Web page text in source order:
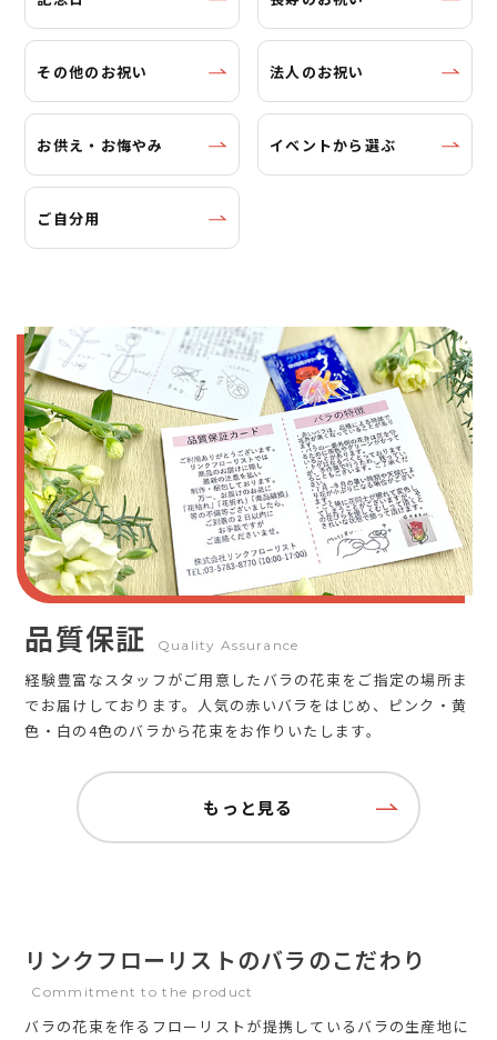
その他のお祝い 法人のお祝い
お供え・お悔やみ イベントから選ぶ
ご自分用
品質保証 Quality Assurance
経験豊富なスタッフがご用意したバラの花束をご指定の場所ま
でお届けしております。人気の赤いバラをはじめ、ピンク・黄
色・白の4色のバラから花束をお作りいたします。
もっと見る
リンクフローリストのバラのこだわり
Commitment to the product
バラの花束を作るフローリストが提携しているバラの生産地に